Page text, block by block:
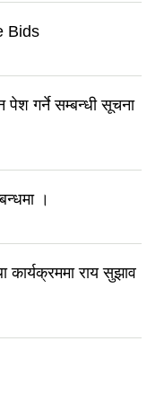
Bids
गर्ने सम्बन्धी सूचना
।
राय सुझाव